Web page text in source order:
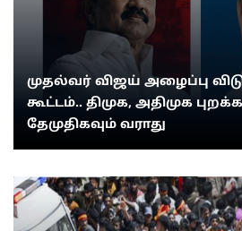
முதல்வர் விஜய் அழைப்பு
கூட்டம்.. திமுக, அதிமுக
தேமுதிகவும் வராது